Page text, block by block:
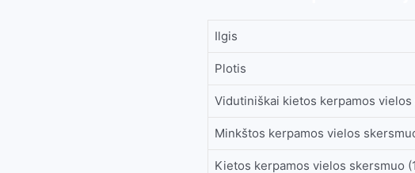
Ilgis
Plotis
Vidutiniškai kietos kerpamos vielos
Minkštos kerpamos vielos
Kietos kerpamos vielos skersmuo